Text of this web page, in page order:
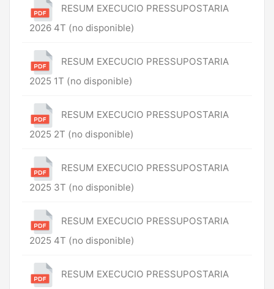
RESUM EXECUCIO PRESSUPOSTARIA
2026 4T (no disponible)
RESUM EXECUCIO PRESSUPOSTARIA
2025 1T (no disponible)
RESUM EXECUCIO PRESSUPOSTARIA
2025 2T (no disponible)
RESUM EXECUCIO PRESSUPOSTARIA
2025 3T (no disponible)
RESUM EXECUCIO PRESSUPOSTARIA
2025 4T (no disponible)
RESUM EXECUCIO PRESSUPOSTARIA